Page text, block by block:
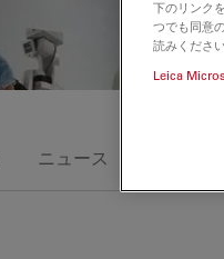
ニュース
下のリンク
つでも同意
読みくださ
Leica